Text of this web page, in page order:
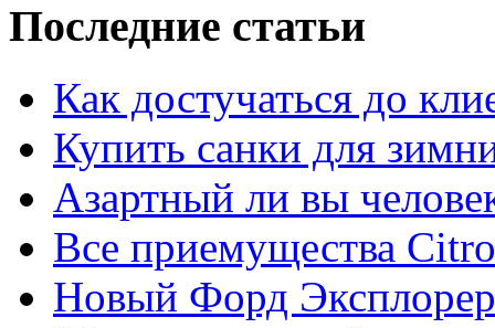
Последние статьи
Как достучаться до
Купить санки для
Азартный ли вы
Все приемущества
Новый Форд